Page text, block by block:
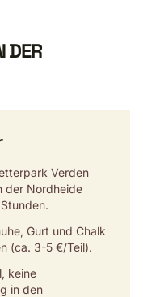
DER
Verden
der Nordheide
Gurt und Chalk
(ca. 3-5 €/Teil).
keine
in den